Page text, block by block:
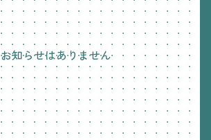
お知らせはありません